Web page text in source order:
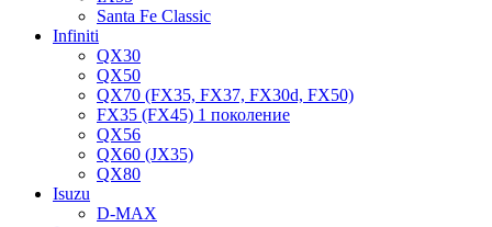
Santa Fe Classic
Infiniti
QX30
QX50
QX70 (FX35, FX37, FX30d, FX50)
FX35 (FX45) 1 поколение
QX56
QX60 (JX35)
QX80
Isuzu
D-MAX